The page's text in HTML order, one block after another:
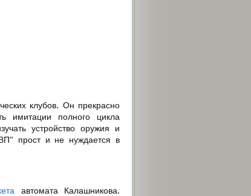
клубов. Он прекрасно
имитации полного цикла
устройство оружия и
прост и не нуждается в
автомата Калашникова.